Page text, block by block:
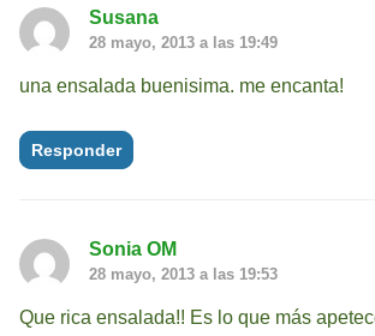
Susana
28 mayo, 2013 a las 19:49
una ensalada buenisima. me encanta!
Responder
Sonia OM
28 mayo, 2013 a las 19:53
Que rica ensalada!! Es lo que más